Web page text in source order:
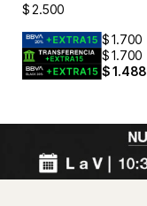
$ 2.500
$1.700
$1.700
$1.488